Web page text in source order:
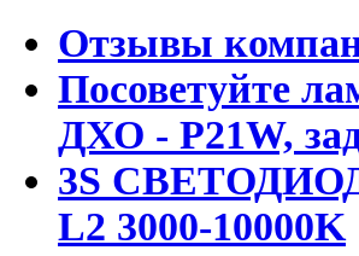
Отзывы
Посоветуйте
ДХО - P21W,
3S
L2 3000-10000K